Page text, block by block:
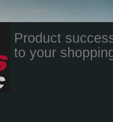
LIVRÉS ET MONTÉS
Product
to your